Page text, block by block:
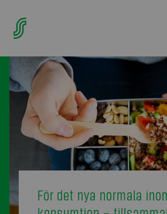
För det nya normala